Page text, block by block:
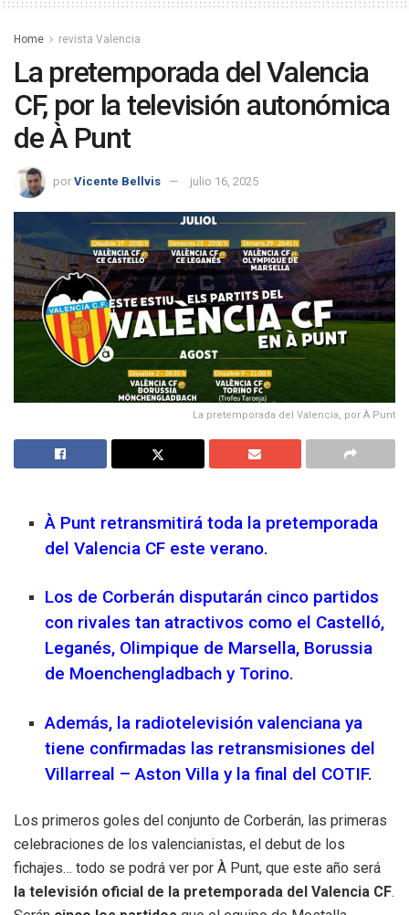
Home revista Valencia
La pretemporada del Valencia
CF, por la televisión autonómica
de À Punt
por Vicente Bellvis julio 16, 2025
La pretemporada del Valencia, por À Punt
À Punt retransmitirá toda la pretemporada
del Valencia CF este verano.
Los de Corberán disputarán cinco partidos
con rivales tan atractivos como el Castelló,
Leganés, Olimpique de Marsella, Borussia
de Moenchengladbach y Torino.
Además, la radiotelevisión valenciana ya
tiene confirmadas las retransmisiones del
Villarreal – Aston Villa y la final del COTIF.
Los primeros goles del conjunto de Corberán, las primeras
celebraciones de los valencianistas, el debut de los
fichajes… todo se podrá ver por À Punt, que este año será
la televisión oficial de la pretemporada del Valencia CF.